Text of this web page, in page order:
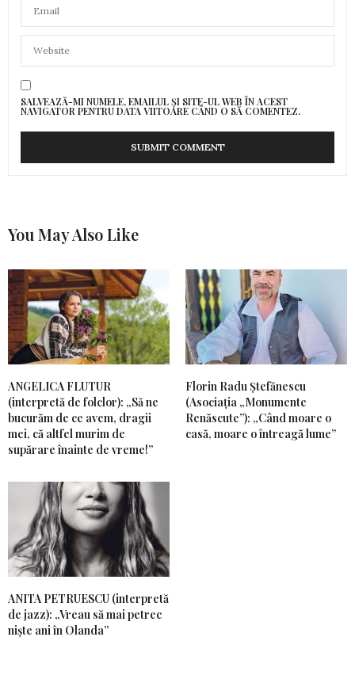
SALVEAZĂ-MI NUMELE, EMAILUL ȘI SITE-UL WEB ÎN ACEST
NAVIGATOR PENTRU DATA VIITOARE CÂND O SĂ COMENTEZ.
You May Also Like
ANGELICA FLUTUR
(interpretă de folclor): „Să ne
bucurăm de ce avem, dragii
mei, că altfel murim de
supărare înainte de vreme!”
Florin Radu Ștefănescu
(Asociația „Monumente
Renăscute”): „Când moare o
casă, moare o întreagă lume”
ANITA PETRUESCU (interpretă
de jazz): „Vreau să mai petrec
niște ani în Olanda”